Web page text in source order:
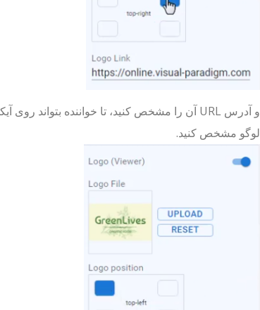
لوگو مشخص کنید.